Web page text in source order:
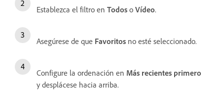
Establezca el filtro en Todos o Vídeo.
Asegúrese de que Favoritos no esté seleccionado.
Configure la ordenación en Más recientes primero
y desplácese hacia arriba.